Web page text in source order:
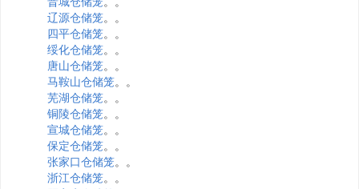
辽源仓储笼。。
四平仓储笼。。
绥化仓储笼。。
唐山仓储笼。。
马鞍山仓储笼。。
芜湖仓储笼。。
铜陵仓储笼。。
宣城仓储笼。。
保定仓储笼。。
张家口仓储笼。。
浙江仓储笼。。